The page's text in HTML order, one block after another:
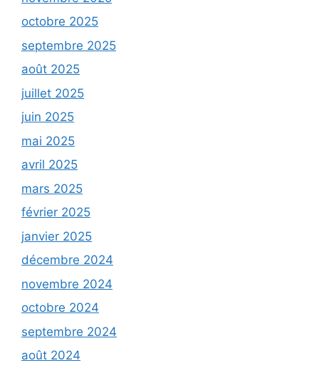
octobre 2025
septembre 2025
août 2025
juillet 2025
juin 2025
mai 2025
avril 2025
mars 2025
février 2025
janvier 2025
décembre 2024
novembre 2024
octobre 2024
septembre 2024
août 2024